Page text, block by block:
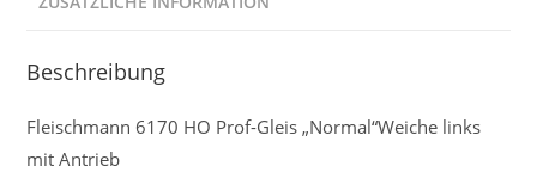
Beschreibung
Fleischmann 6170 HO Prof-Gleis „Normal“Weiche links
mit Antrieb